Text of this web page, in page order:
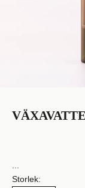
Storlek: